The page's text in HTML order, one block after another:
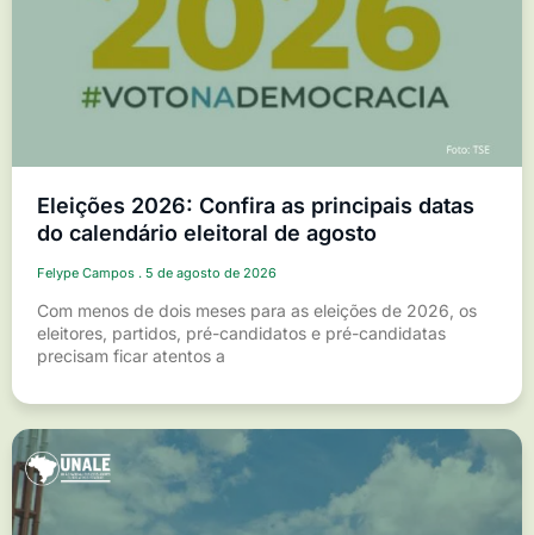
Eleições 2026: Confira as principais datas
do calendário eleitoral de agosto
Felype Campos 5 de agosto de 2026
Com menos de dois meses para as eleições de 2026, os
eleitores, partidos, pré-candidatos e pré-candidatas
precisam ficar atentos a